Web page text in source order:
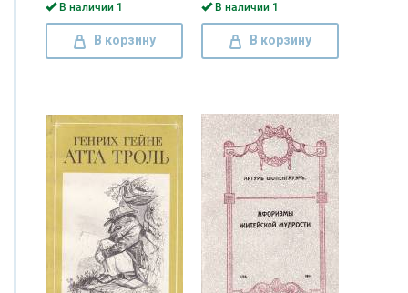
В наличии 1
В корзину
В наличии 1
В корзину